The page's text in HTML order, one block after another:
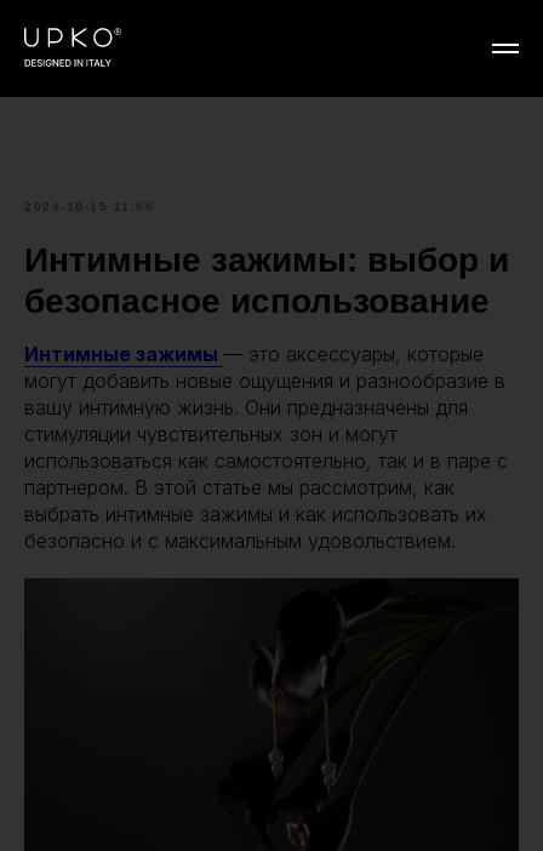
2024-10-15 11:00
Интимные зажимы: выбор и
безопасное использование
Интимные зажимы — это аксессуары, которые
могут добавить новые ощущения и разнообразие в
вашу интимную жизнь. Они предназначены для
стимуляции чувствительных зон и могут
использоваться как самостоятельно, так и в паре с
партнером. В этой статье мы рассмотрим, как
выбрать интимные зажимы и как использовать их
безопасно и с максимальным удовольствием.